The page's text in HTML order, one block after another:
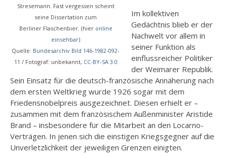
Stresemann. Fast vergessen scheint
seine Dissertation zum
Berliner Flaschenbier. (hier online
einsehbar)
Quelle: Bundesarchiv Bild 146-1982-092-
11 / Fotograf: unbekannt, CC-BY-SA 3.0
Im kollektiven
Gedächtnis blieb er der
Nachwelt vor allem in
seiner Funktion als
einflussreicher Politiker
der Weimarer Republik.
Sein Einsatz für die deutsch-französische Annäherung nach
dem ersten Weltkrieg wurde 1926 sogar mit dem
Friedensnobelpreis ausgezeichnet. Diesen erhielt er –
zusammen mit dem französischem Außenminister Aristide
Brand – insbesondere für die Mitarbeit an den Locarno-
Verträgen. In jenen sich die einstigen Kriegsgegner auf die
Unverletzlichkeit der jeweiligen Grenzen einigten.